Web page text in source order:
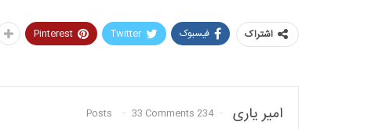
اشتراک فیسبوک Twitter
Pinterest
امیر یاری 234 Posts
33 Comments